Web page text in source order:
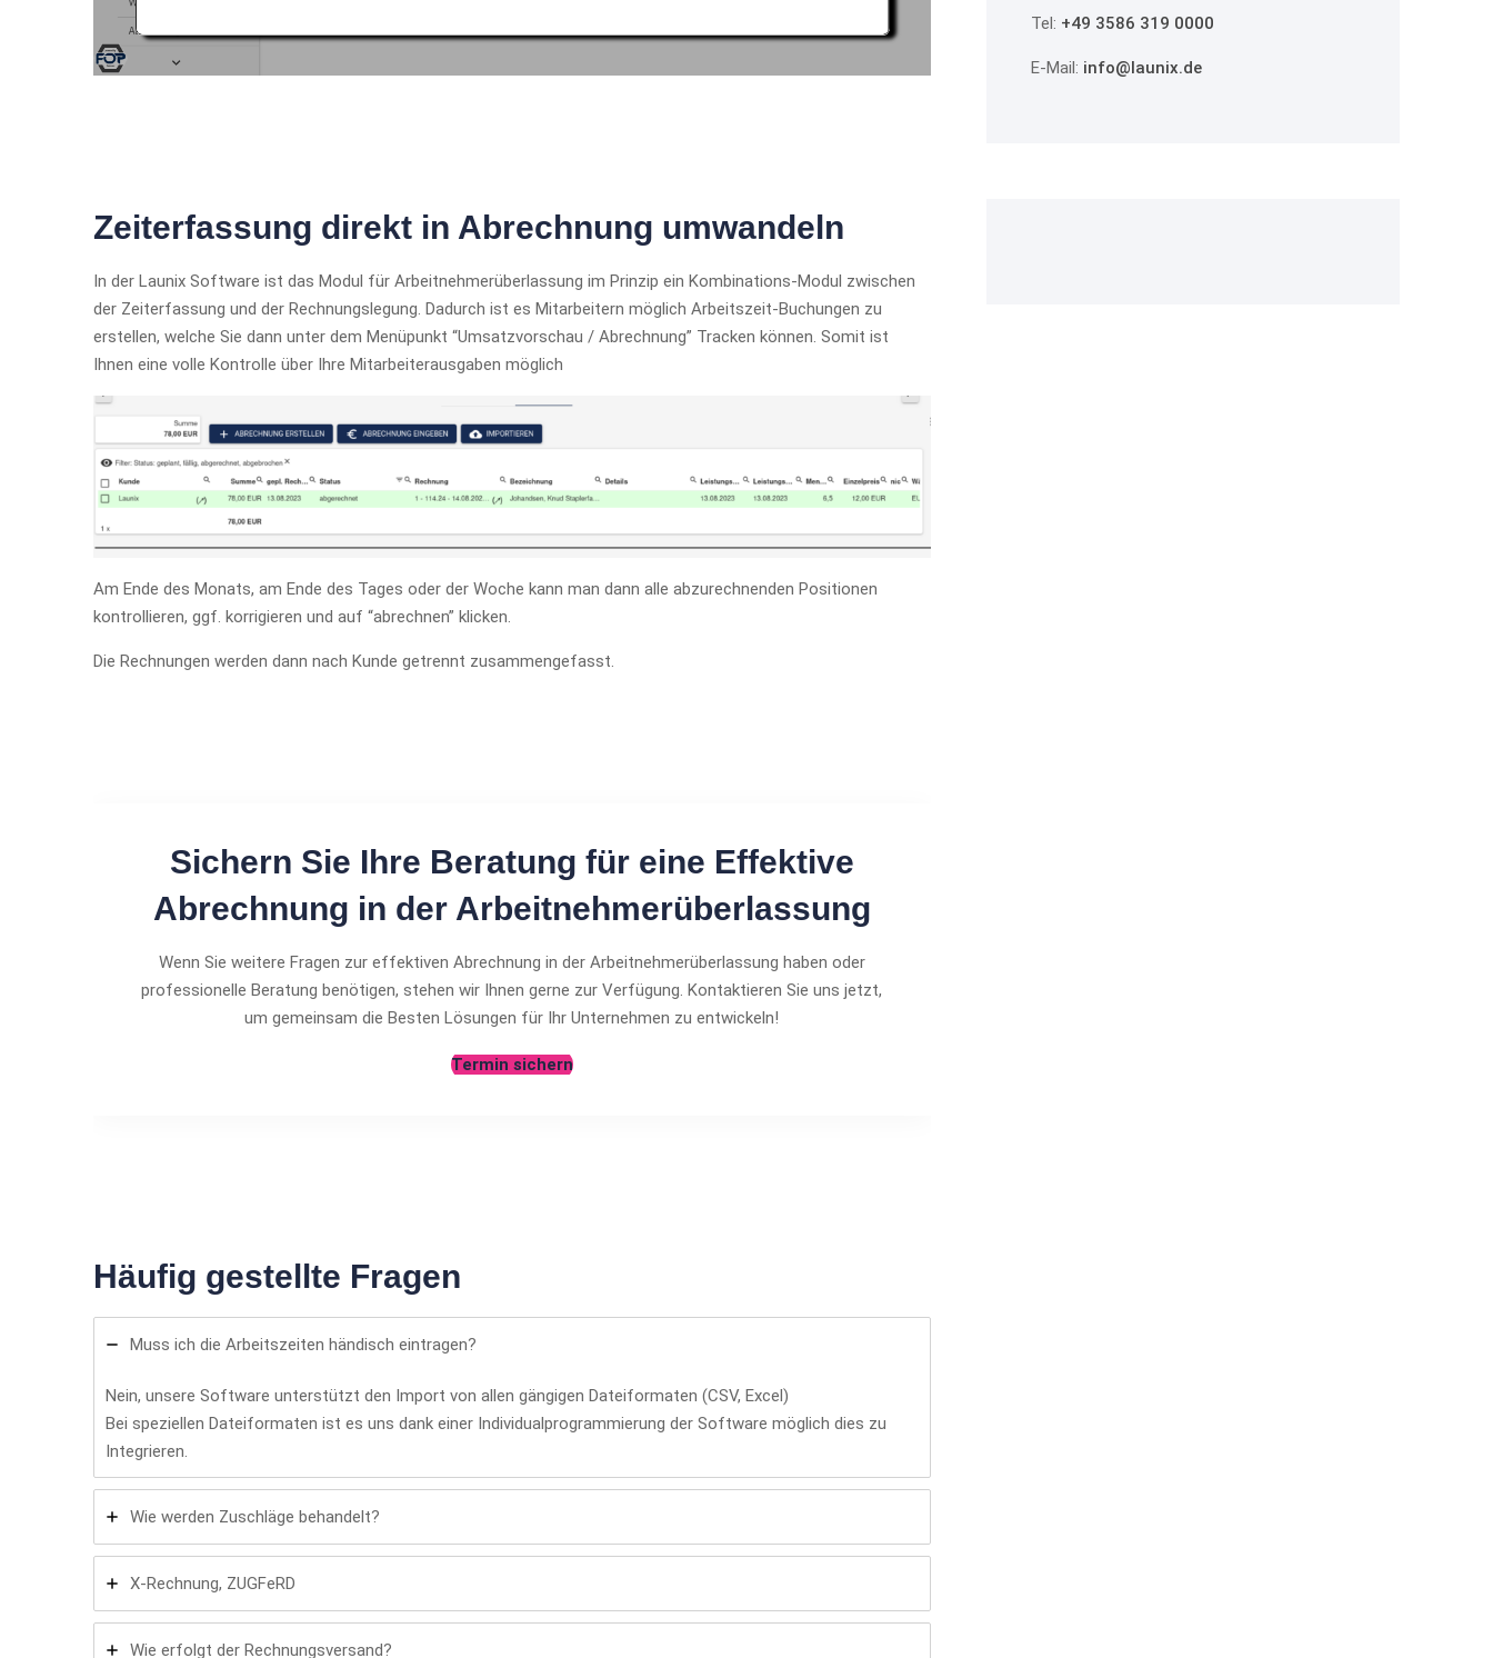
Zeiterfassung direkt in Abrechnung umwandeln
In der Launix Software ist das Modul für Arbeitnehmerüberlassung im Prinzip ein Kombinations-Modul zwischen
der Zeiterfassung und der Rechnungslegung. Dadurch ist es Mitarbeitern möglich Arbeitszeit-Buchungen zu
erstellen, welche Sie dann unter dem Menüpunkt “Umsatzvorschau / Abrechnung” Tracken können. Somit ist
Ihnen eine volle Kontrolle über Ihre Mitarbeiterausgaben möglich
Am Ende des Monats, am Ende des Tages oder der Woche kann man dann alle abzurechnenden Positionen
kontrollieren, ggf. korrigieren und auf “abrechnen” klicken.
Die Rechnungen werden dann nach Kunde getrennt zusammengefasst.
Sichern Sie Ihre Beratung für eine Effektive
Abrechnung in der Arbeitnehmerüberlassung
Wenn Sie weitere Fragen zur effektiven Abrechnung in der Arbeitnehmerüberlassung haben oder
professionelle Beratung benötigen, stehen wir Ihnen gerne zur Verfügung. Kontaktieren Sie uns jetzt,
um gemeinsam die Besten Lösungen für Ihr Unternehmen zu entwickeln!
Termin sichern
Häufig gestellte Fragen
Muss ich die Arbeitszeiten händisch eintragen?
Nein, unsere Software unterstützt den Import von allen gängigen Dateiformaten (CSV, Excel)
Bei speziellen Dateiformaten ist es uns dank einer Individualprogrammierung der Software möglich dies zu
Integrieren.
Wie werden Zuschläge behandelt?
X-Rechnung, ZUGFeRD
Wie erfolgt der Rechnungsversand?
Tel: +49 3586 319 0000
E-Mail: info@launix.de